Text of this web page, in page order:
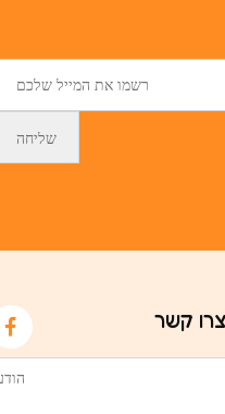
צרו קשר